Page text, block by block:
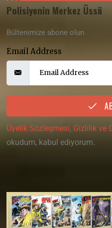
Polisiyenin Merkez Üssü
Bültenimize abone olun
Email Address
Üyelik Sözleşmesi, Gizlilik ve
okudum, kabul ediyorum.